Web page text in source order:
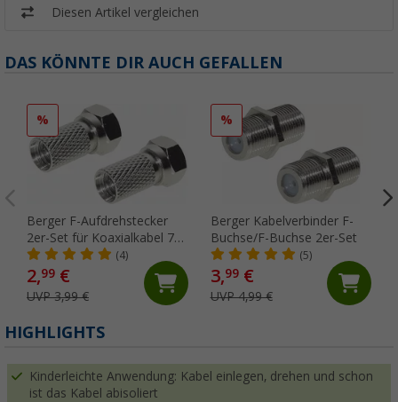
Diesen Artikel vergleichen
DAS KÖNNTE DIR AUCH GEFALLEN
%
Berger F-Aufdrehstecker
2er-Set für Koaxialkabel 7
mm
(4)
2,99 €
UVP 3,99 €
%
Berger Kabelverbinder F-
Buchse/F-Buchse 2er-Set
(5)
3,99€
UVP 4,99 €
HIGHLIGHTS
Kinderleichte Anwendung: Kabel einlegen, drehen und schon
ist das Kabel abisoliert